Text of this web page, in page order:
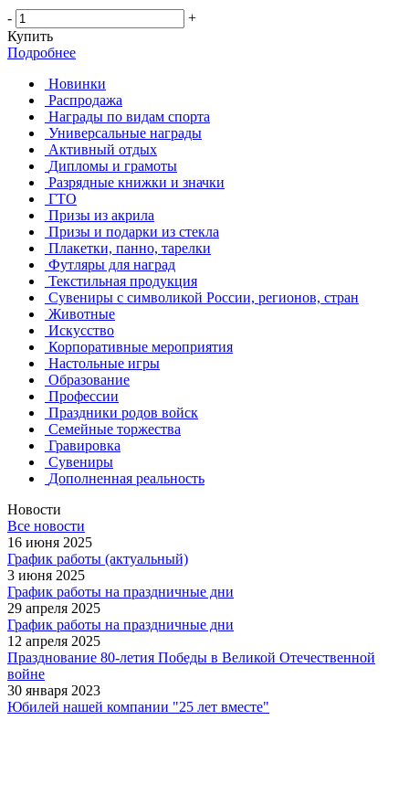
-
+
Купить
Подробнее
Новинки
Распродажа
Награды по видам спорта
Универсальные награды
Активный отдых
Дипломы и грамоты
Разрядные книжки и значки
ГТО
Призы из акрила
Призы и подарки из стекла
Плакетки, панно, тарелки
Футляры для наград
Текстильная продукция
Сувениры с символикой России, регионов, стран
Животные
Искусство
Корпоративные мероприятия
Настольные игры
Образование
Профессии
Праздники родов войск
Семейные торжества
Гравировка
Сувениры
Дополненная реальность
Новости
Все новости
16 июня 2025
График работы (актуальный)
3 июня 2025
График работы на праздничные дни
29 апреля 2025
График работы на праздничные дни
12 апреля 2025
Празднование 80-летия Победы в Великой Отечественной
войне
30 января 2023
Юбилей нашей компании "25 лет вместе"